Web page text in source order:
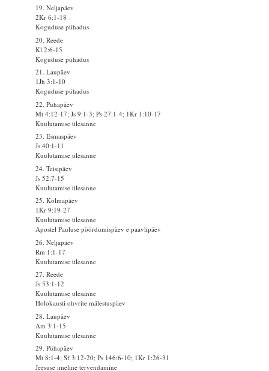
19. Neljapäev
2Kr 6:1-18
Koguduse pühadus
20. Reede
Kl 2:6-15
Koguduse pühadus
21. Laupäev
1Jh 3:1-10
Koguduse pühadus
22. Pühapäev
Mt 4:12-17; Js 9:1-3; Ps 27:1-4; 1Kr 1:10-17
Kuulutamise ülesanne
23. Esmaspäev
Js 40:1-11
Kuulutamise ülesanne
24. Teisipäev
Js 52:7-15
Kuulutamise ülesanne
25. Kolmapäev
1Kr 9:19-27
Kuulutamise ülesanne
Apostel Pauluse pöördumispäev e paavlipäev
26. Neljapäev
Rm 1:1-17
Kuulutamise ülesanne
27. Reede
Js 53:1-12
Kuulutamise ülesanne
Holokausti ohvrite mälestuspäev
28. Laupäev
Am 3:1-15
Kuulutamise ülesanne
29. Pühapäev
Mt 8:1-4; Sf 3:12-20; Ps 146:6-10; 1Kr 1:26-31
Jeesuse imeline tervendamine